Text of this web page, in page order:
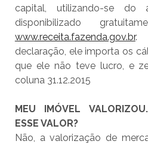
capital, utilizando-se do
disponibilizado
www.receita.fazenda.gov.br.
declaração, ele importa os
que ele não teve lucro, e
coluna 31.12.2015
MEU IMÓVEL
ESSE VALOR?
Não, a valorização de